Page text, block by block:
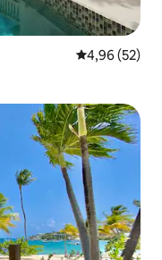
4,96 de uma
4,96 (52)